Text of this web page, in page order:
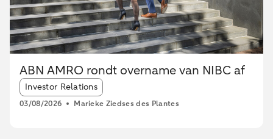
ABN AMRO rondt overname van NIBC af
Article tags:
Investor Relations
03/08/2026 Marieke Ziedses des Plantes